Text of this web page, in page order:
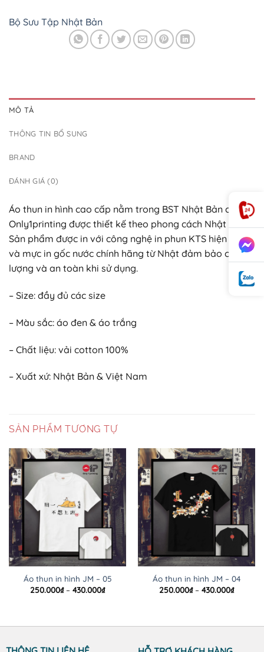
Bộ Sưu Tập Nhật Bản
MÔ TẢ
THÔNG TIN BỔ SUNG
BRAND
ĐÁNH GIÁ (0)
Áo thun in hình cao cấp nằm trong BST Nhật Bản của
Only1printing được thiết kế theo phong cách Nhật Bản.
Sản phẩm được in với công nghệ in phun KTS hiện đại
và mực in gốc nước chính hãng từ Nhật đảm bảo chất
lượng và an toàn khi sử dụng.
– Size: đầy đủ các size
– Màu sắc: áo đen & áo trắng
– Chất liệu: vải cotton 100%
– Xuất xứ: Nhật Bản & Việt Nam
SẢN PHẨM TƯƠNG TỰ
Áo thun in hình JM – 05
250.000₫ – 430.000₫Khoảng
430.000₫
Áo thun in hình JM – 04
250.000₫ – 430.000₫Khoảng